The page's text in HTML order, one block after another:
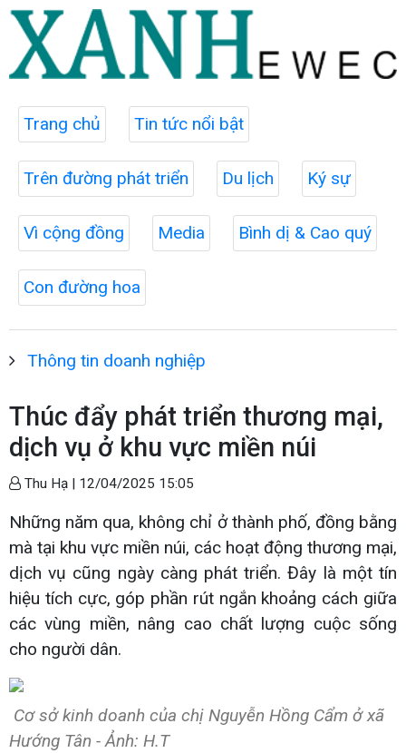
Trang chủ Tin tức nổi bật
Trên đường phát triển Du lịch Ký sự
Vì cộng đồng Media Bình dị & Cao quý
Con đường hoa
Thông tin doanh nghiệp
Thúc đẩy phát triển thương mại,
dịch vụ ở khu vực miền núi
Thu Hạ | 12/04/2025 15:05
Những năm qua, không chỉ ở thành phố, đồng bằng
mà tại khu vực miền núi, các hoạt động thương mại,
dịch vụ cũng ngày càng phát triển. Đây là một tín
hiệu tích cực, góp phần rút ngắn khoảng cách giữa
các vùng miền, nâng cao chất lượng cuộc sống
cho người dân.
Cơ sở kinh doanh của chị Nguyễn Hồng Cẩm ở xã
Hướng Tân - Ảnh: H.T